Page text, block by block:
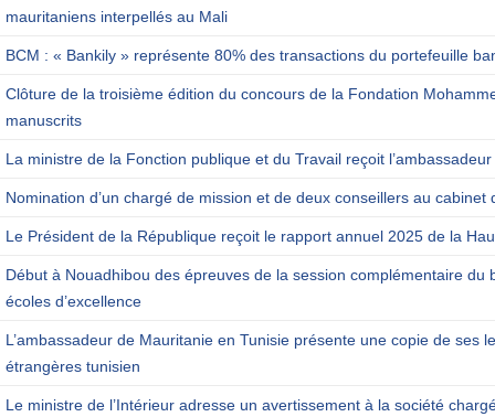
mauritaniens interpellés au Mali
BCM : « Bankily » représente 80% des transactions du portefeuille
Clôture de la troisième édition du concours de la Fondation
manuscrits
La ministre de la Fonction publique et du Travail reçoit
Nomination d’un chargé de mission et de deux conseillers au cabinet
Le Président de la République reçoit le rapport annuel 2025 de la
Début à Nouadhibou des épreuves de la session complémentaire du
écoles d’excellence
L’ambassadeur de Mauritanie en Tunisie présente une copie de ses
étrangères tunisien
Le ministre de l’Intérieur adresse un avertissement à la société